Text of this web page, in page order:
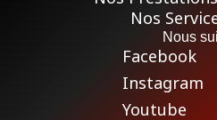
Nos
Nous
Facebook
Instagram
Youtube